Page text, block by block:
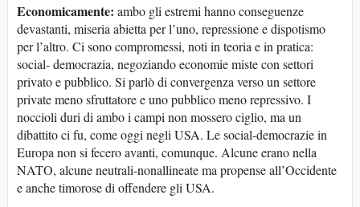
Economicamente: ambo gli estremi hanno conseguenze
devastanti, miseria abietta per l’uno, repressione e dispotismo
per l’altro. Ci sono compromessi, noti in teoria e in pratica:
social- democrazia, negoziando economie miste con settori
privato e pubblico. Si parlò di convergenza verso un settore
private meno sfruttatore e uno pubblico meno repressivo. I
noccioli duri di ambo i campi non mossero ciglio, ma un
dibattito ci fu, come oggi negli USA. Le social-democrazie in
Europa non si fecero avanti, comunque. Alcune erano nella
NATO, alcune neutrali-nonallineate ma propense all’Occidente
e anche timorose di offendere gli USA.